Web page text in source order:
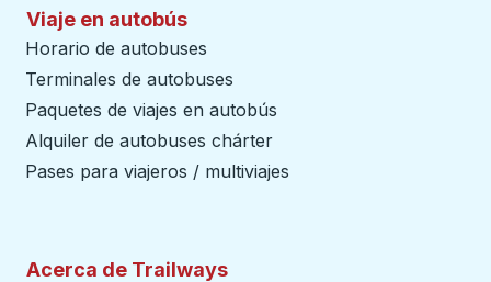
Viaje en autobús
Horario de autobuses
Terminales de autobuses
Paquetes de viajes en autobús
Alquiler de autobuses chárter
Pases para viajeros / multiviajes
Acerca de Trailways